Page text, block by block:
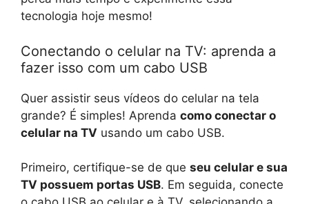
tecnologia hoje mesmo!
Conectando o celular na TV: aprenda a
fazer isso com um cabo USB
Quer assistir seus vídeos do celular na tela
grande? É simples! Aprenda como conectar o
celular na TV usando um cabo USB.
Primeiro, certifique-se de que seu celular e sua
TV possuem portas USB. Em seguida, conecte